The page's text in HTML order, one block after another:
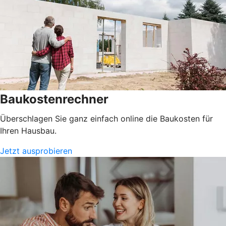
Baukostenrechner
Überschlagen Sie ganz einfach online die Baukosten für
Ihren Hausbau.
Jetzt ausprobieren